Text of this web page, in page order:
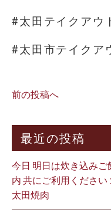
#太田テイクアウ
#太田市テイクア
前の投稿へ
最近の投稿
今日 明日は炊き込み
内 共にご利用ください
太田焼肉